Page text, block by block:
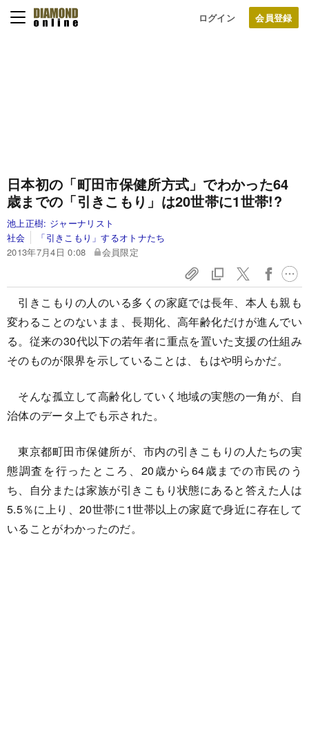
ログイン
日本初の「町田市保健所方式」でわかった64
歳までの「引きこもり」は20世帯に1世帯!?
池上正樹: ジャーナリスト
社会
「引きこもり」するオトナたち
2013年7月4日 0:08
会員限定
引きこもりの人のいる多くの家庭では長年、本人も親も
変わることのないまま、長期化、高年齢化だけが進んでい
る。従来の30代以下の若年者に重点を置いた支援の仕組み
そのものが限界を示していることは、もはや明らかだ。
そんな孤立して高齢化していく地域の実態の一角が、自
治体のデータ上でも示された。
東京都町田市保健所が、市内の引きこもりの人たちの実
態調査を行ったところ、20歳から64歳までの市民のう
ち、自分または家族が引きこもり状態にあると答えた人は
5.5％に上り、20世帯に1世帯以上の家庭で身近に存在して
いることがわかったのだ。